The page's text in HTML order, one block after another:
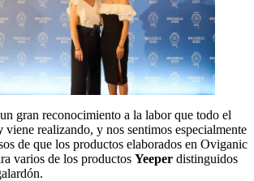
gran reconocimiento a la labor que todo el
viene realizando, y nos sentimos especialmente
de que los productos elaborados en Oviganic
varios de los productos Yeeper distinguidos